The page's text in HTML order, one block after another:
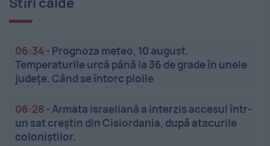
06:34- Prognoza meteo, 10 august.
Temperaturile urcă până la 36 de grade în unele
județe. Când se întorc ploile
06:28 -Armata israeliană a interzis accesul într-
un sat creștin din Cisiordania, după atacurile
coloniștilor.